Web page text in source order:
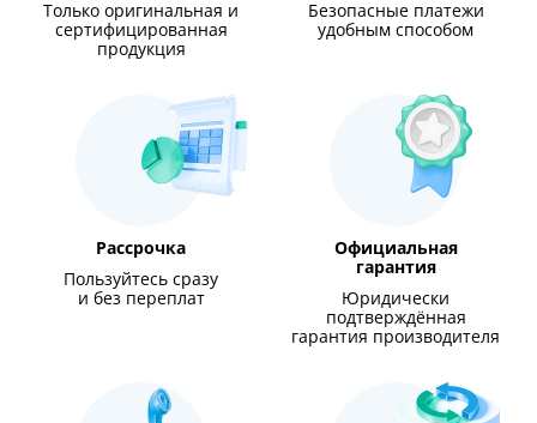
Только оригинальная и
сертифицированная
продукция
Безопасные платежи
удобным способом
Рассрочка
Пользуйтесь сразу
и без переплат
Официальная
гарантия
Юридически
подтверждённая
гарантия производителя